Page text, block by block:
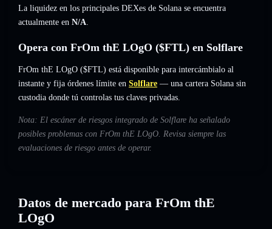
La liquidez en los principales DEXes de Solana se encuentra
actualmente en N/A.
Opera con FrOm thE LOgO ($FTL) en Solflare
FrOm thE LOgO ($FTL) está disponible para intercámbialo al
instante y fija órdenes límite en Solflare — una cartera Solana sin
custodia donde tú controlas tus claves privadas.
Nota: El escáner de riesgos integrado de Solflare ha señalado
posibles problemas con FrOm thE LOgO. Revisa siempre las
evaluaciones de riesgo antes de operar.
Datos de mercado para FrOm thE
LOgO